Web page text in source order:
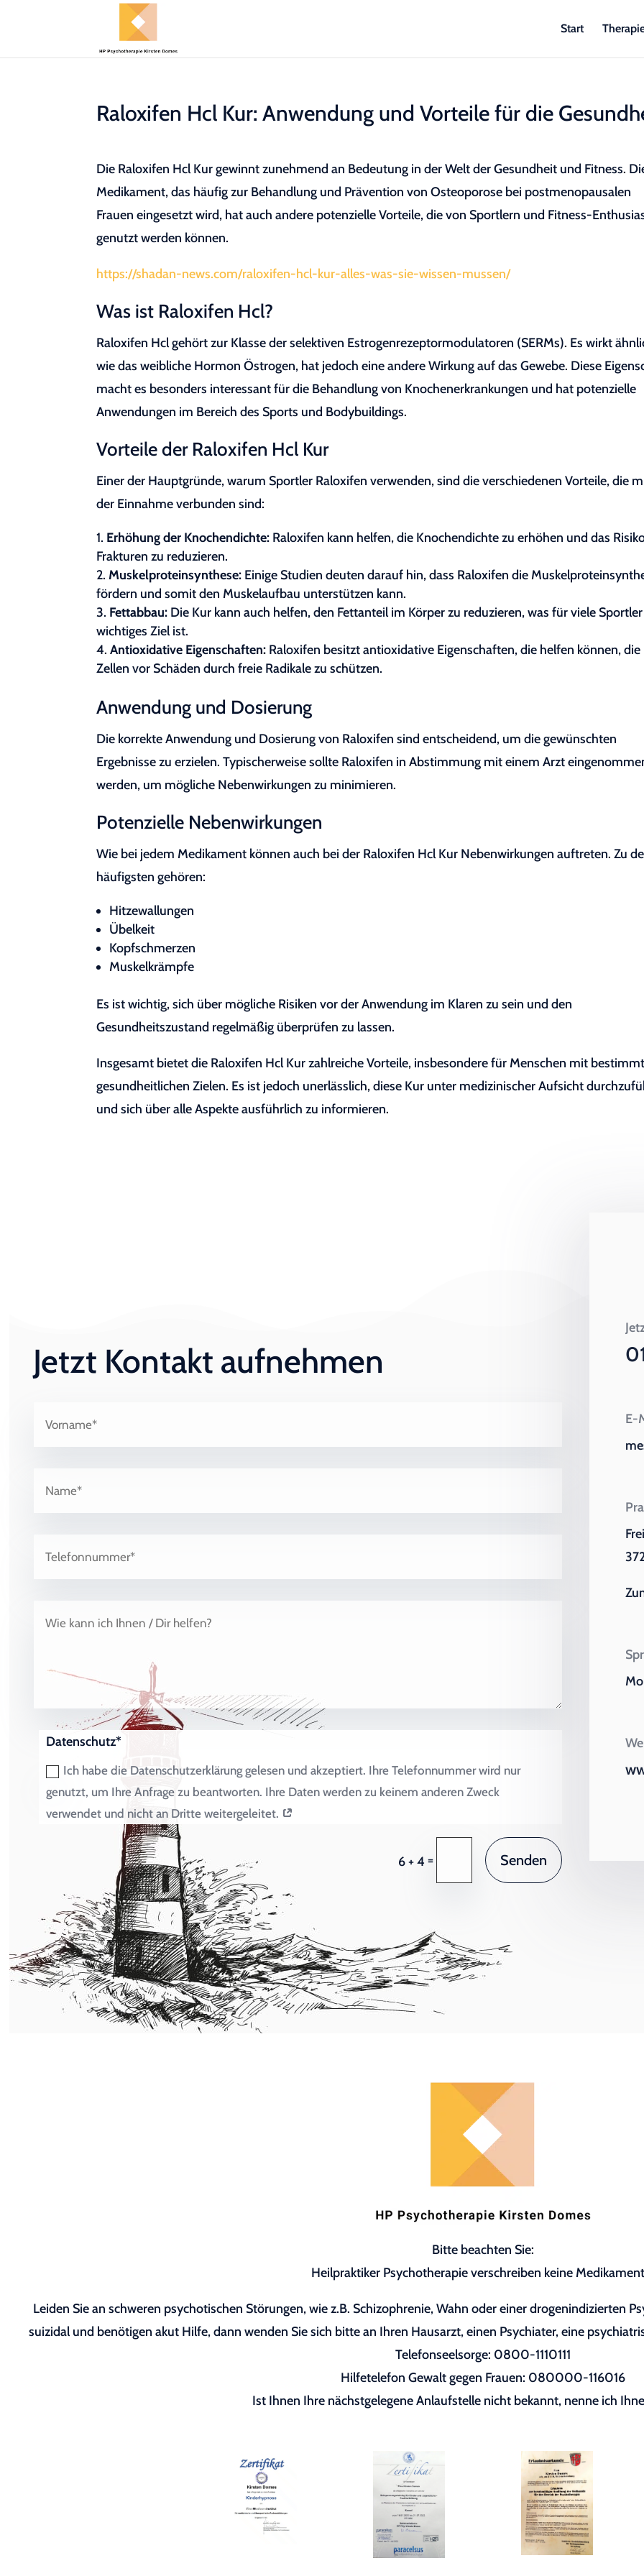
Start
Raloxifen Hcl Kur: Anwendung und Vorteile für die
Die Raloxifen Hcl Kur gewinnt zunehmend an Bedeutung in der Welt der Gesundheit und Fitness.
Medikament, das häufig zur Behandlung und Prävention von Osteoporose bei postmenopausalen
Frauen eingesetzt wird, hat auch andere potenzielle Vorteile, die von Sportlern und Fitness-
genutzt werden können.
https://shadan-news.com/raloxifen-hcl-kur-alles-was-sie-wissen-mussen/
Was ist Raloxifen Hcl?
Raloxifen Hcl gehört zur Klasse der selektiven Estrogenrezeptormodulatoren (SERMs). Es wirkt
wie das weibliche Hormon Östrogen, hat jedoch eine andere Wirkung auf das Gewebe. Diese
macht es besonders interessant für die Behandlung von Knochenerkrankungen und hat potenzielle
Anwendungen im Bereich des Sports und Bodybuildings.
Vorteile der Raloxifen Hcl Kur
Einer der Hauptgründe, warum Sportler Raloxifen verwenden, sind die verschiedenen Vorteile, die
der Einnahme verbunden sind:
Erhöhung der Knochendichte: Raloxifen kann helfen, die Knochendichte zu erhöhen und das
Frakturen zu reduzieren.
Muskelproteinsynthese: Einige Studien deuten darauf hin, dass Raloxifen die
fördern und somit den Muskelaufbau unterstützen kann.
Fettabbau: Die Kur kann auch helfen, den Fettanteil im Körper zu reduzieren, was für viele
wichtiges Ziel ist.
Antioxidative Eigenschaften: Raloxifen besitzt antioxidative Eigenschaften, die helfen können, die
Zellen vor Schäden durch freie Radikale zu schützen.
Anwendung und Dosierung
Die korrekte Anwendung und Dosierung von Raloxifen sind entscheidend, um die gewünschten
Ergebnisse zu erzielen. Typischerweise sollte Raloxifen in Abstimmung mit einem Arzt
werden, um mögliche Nebenwirkungen zu minimieren.
Potenzielle Nebenwirkungen
Wie bei jedem Medikament können auch bei der Raloxifen Hcl Kur Nebenwirkungen auftreten. Zu
häufigsten gehören:
Hitzewallungen
Übelkeit
Kopfschmerzen
Muskelkrämpfe
Es ist wichtig, sich über mögliche Risiken vor der Anwendung im Klaren zu sein und den
Gesundheitszustand regelmäßig überprüfen zu lassen.
Insgesamt bietet die Raloxifen Hcl Kur zahlreiche Vorteile, insbesondere für Menschen mit
gesundheitlichen Zielen. Es ist jedoch unerlässlich, diese Kur unter medizinischer Aufsicht
und sich über alle Aspekte ausführlich zu informieren.
Jetzt Kontakt aufnehmen
Datenschutz*
Ich habe die Datenschutzerklärung gelesen und akzeptiert. Ihre Telefonnummer wird nur
genutzt, um Ihre Anfrage zu beantworten. Ihre Daten werden zu keinem anderen Zweck
verwendet und nicht an Dritte weitergeleitet.
6 + 4 = Senden
E-
Bitte beachten Sie:
Heilpraktiker Psychotherapie verschreiben keine
Leiden Sie an schweren psychotischen Störungen, wie z.B. Schizophrenie, Wahn oder einer drogenindizierten
suizidal und benötigen akut Hilfe, dann wenden Sie sich bitte an Ihren Hausarzt, einen Psychiater, eine
Telefonseelsorge: 0800-1110111
Hilfetelefon Gewalt gegen Frauen: 080000-116016
Ist Ihnen Ihre nächstgelegene Anlaufstelle nicht bekannt, nenne ich